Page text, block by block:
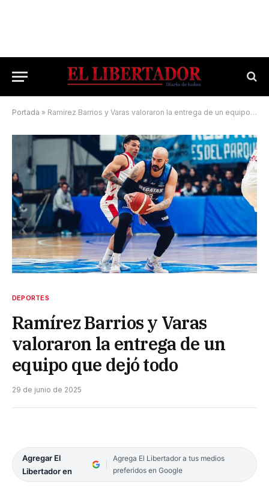
Portada » Ramírez Barrios y Varas valoraron la entrega de un equipo que dejó todo
DEPORTES
Ramírez Barrios y Varas
valoraron la entrega de un
equipo que dejó todo
29 de junio de 2025
Agregar El
Libertador en
Agrega El Libertador a tus medios
preferidos en Google